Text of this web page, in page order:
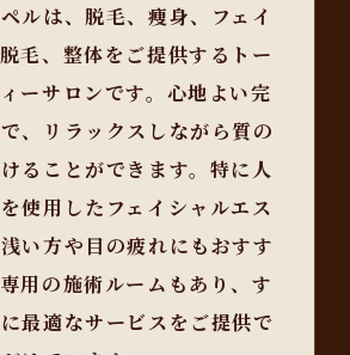
ルは、脱毛、痩身、フェイ
毛、整体をご提供するトー
ーサロンです。心地よい完
、リラックスしながら質の
ることができます。特に人
使用したフェイシャルエス
い方や目の疲れにもおすす
用の施術ルームもあり、す
最適なサービスをご提供で